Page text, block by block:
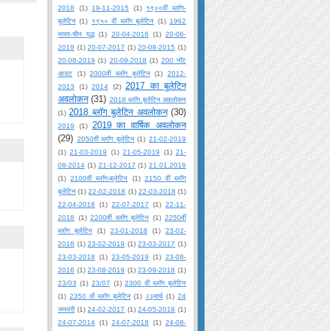
2018
(1) 19-11-2015 (1)
१९००वीं ब्लॉग-
बुलेटिन (1) १९५० वीं ब्लॉग बुलेटिन (1) 1962
भारत-चीन युद्ध (1) 20-04-2016 (1) 20-06-
2019 (1) 20-07-2017 (1) 20-08-2015 (1)
20-08-2019 (1) 20-09-2018 (1) 200 नॉट
आउट
(1) 2000वीं ब्लॉग बुलेटिन (1)
2012-
2013
(1) 2014 (2) 2017 का बुलेटिन
अवलोकन (31) 2018 ब्लॉग बुलेटिन अवलोकन
(1) 2018 ब्लॉग बुलेटिन अवलोकन (30)
2019 (1)
2019 का वार्षिक अवलोकन
(29) 2050वीं ब्लॉग बुलेटिन (1) 21-02-2019
(1) 21-03-2019 (1) 21-05-2019 (1) 21-
08-2014 (1) 21-12-2017 (1) 21.01.2016
(1) 2100वीं ब्लॉग-बुलेटिन (1) 2150 वीं ब्लॉग
बुलेटिन (1) 22-02-2018 (1) 22-03-2018 (1)
22-04-2018
(1) 22-07-2017 (1) 22-11-
2018
(1) 2200वीं ब्लॉग बुलेटिन (1) 2250वीं
ब्लॉग बुलेटिन
(1) 23-01-2018 (1)
23-02-
2018 (1) 23-02-2019 (1) 23-03-2017 (1)
23-03-2018
(1) 23-05-2019 (1) 23-08-
2016 (1) 23-08-2019 (1) 23-09-2018 (1)
23/03 (1) 23/07 (1) 2300 वीं ब्लॉग बुलेटिन
(1) 2350 वाँ ब्लॉग बुलेटिन (1) २३मार्च (1) 24
जनवरी (1) 24-02-2017 (1) 24-05-2018 (1)
24-07-2014 (1) 24-07-2018 (1) 24-08-